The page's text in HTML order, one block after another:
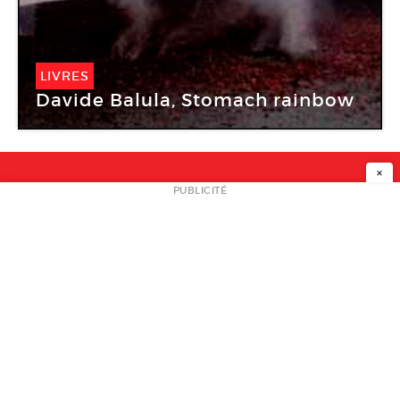
LIVRES
Davide Balula, Stomach rainbow
NEWSLETTER
×
PUBLICITÉ